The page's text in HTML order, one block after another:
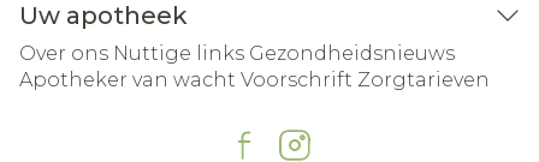
Uw apotheek
Over ons Nuttige links Gezondheidsnieuws
Apotheker van wacht Voorschrift Zorgtarieven